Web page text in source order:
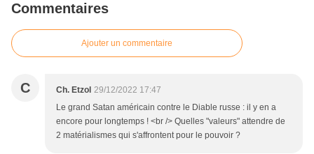
Commentaires
Ajouter un commentaire
C Ch. Etzol 29/12/2022 17:47
Le grand Satan américain contre le Diable russe : il y en a
encore pour longtemps ! <br /> Quelles "valeurs" attendre de
2 matérialismes qui s'affrontent pour le pouvoir ?